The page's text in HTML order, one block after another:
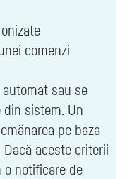
comenzi
sau se
sistem. Un
pe baza
aceste criterii
notificare de